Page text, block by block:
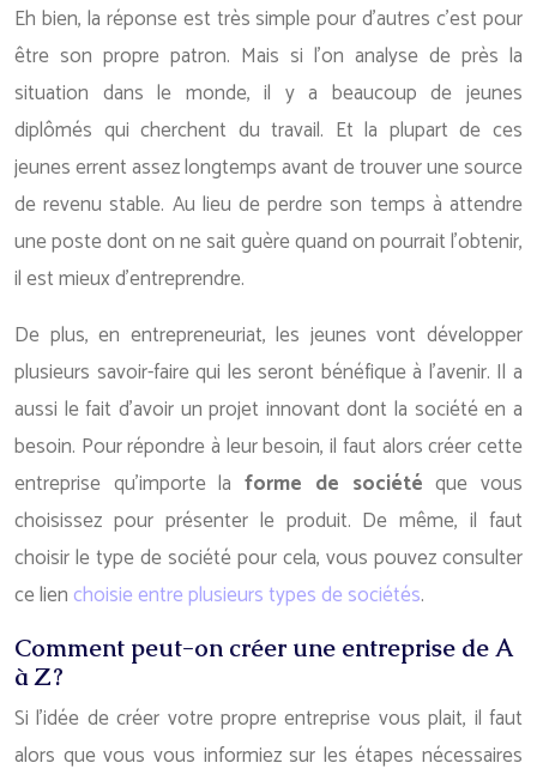
Eh bien, la réponse est très simple pour d’autres c’est pour
être son propre patron. Mais si l’on analyse de près la
situation dans le monde, il y a beaucoup de jeunes
diplômés qui cherchent du travail. Et la plupart de ces
jeunes errent assez longtemps avant de trouver une source
de revenu stable. Au lieu de perdre son temps à attendre
une poste dont on ne sait guère quand on pourrait l’obtenir,
il est mieux d’entreprendre.
De plus, en entrepreneuriat, les jeunes vont développer
plusieurs savoir-faire qui les seront bénéfique à l’avenir. Il a
aussi le fait d’avoir un projet innovant dont la société en a
besoin. Pour répondre à leur besoin, il faut alors créer cette
entreprise qu’importe laforme de société que vous
choisissez pour présenter le produit. De même, il faut
choisir le type de société pour cela, vous pouvez consulter
ce lien choisie entre plusieurs types de sociétés.
Comment peut-on créer une entreprise de A
à Z ?
Si l’idée de créer votre propre entreprise vous plait, il faut
alors que vous vous informiez sur les étapes nécessaires